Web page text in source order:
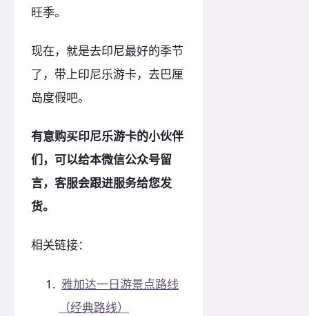
旺季。
现在，就是去印尼最好的季节
了，带上印尼乐游卡，去巴厘
岛度假吧。
有意购买印尼乐游卡的小伙伴
们，可以给本微信公众号留
言，客服会跟进服务给您发
货。
相关链接：
雅加达一日游景点路线
（经典路线）